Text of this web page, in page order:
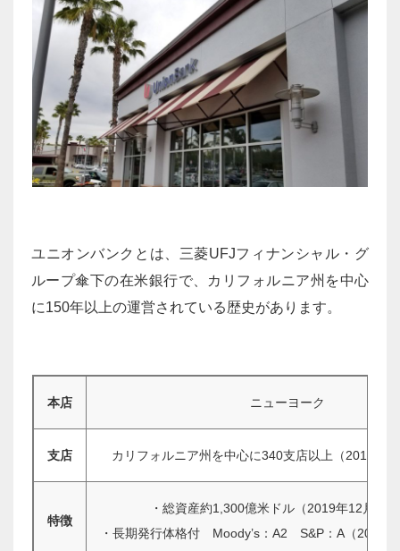
ユニオンバンクとは、三菱UFJフィナンシャル・グ
ループ傘下の在米銀行で、カリフォルニア州を中心
に150年以上の運営されている歴史があります。
本店 ニューヨーク
支店 カリフォルニア州を中心に340支店以上（2019年
特徴
・総資産約1,300億米ドル（2019年12月末
・長期発行体格付 Moody’s：A2 S&P：A（2019